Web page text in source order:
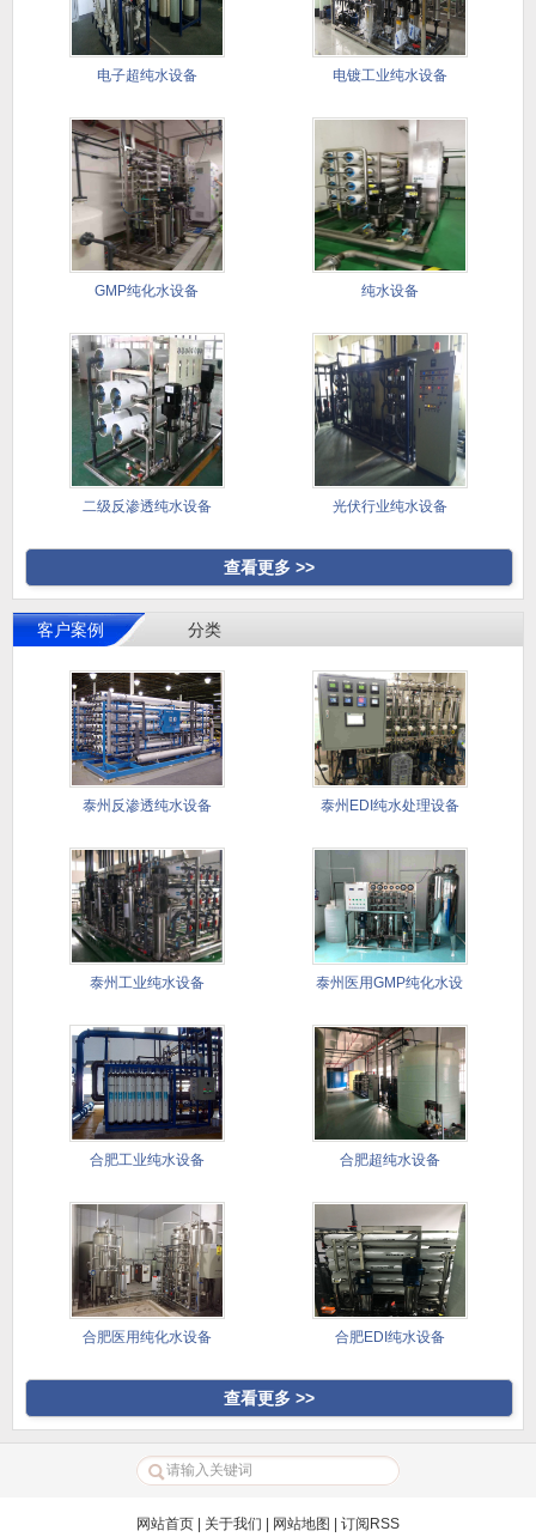
电子超纯水设备 电镀工业纯水设备
GMP纯化水设备 纯水设备
二级反渗透纯水设备 光伏行业纯水设备
查看更多 >>
客户案例 分类
泰州反渗透纯水设备 泰州EDI纯水处理设备
泰州工业纯水设备 泰州医用GMP纯化水设
合肥工业纯水设备 合肥超纯水设备
合肥医用纯化水设备 合肥EDI纯水设备
查看更多 >>
网站首页 关于我们 网站地图 订阅RSS